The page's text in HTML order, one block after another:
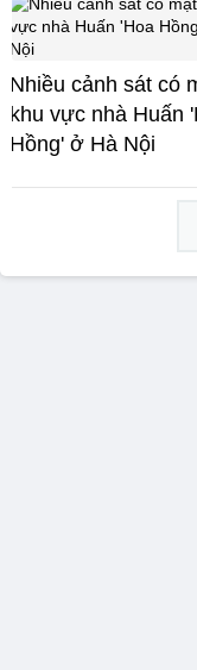
Nhiều cảnh sát có
khu vực nhà Huấn
Hồng' ở Hà Nội